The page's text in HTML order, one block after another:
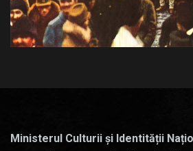
Ministerul Culturii și Identității